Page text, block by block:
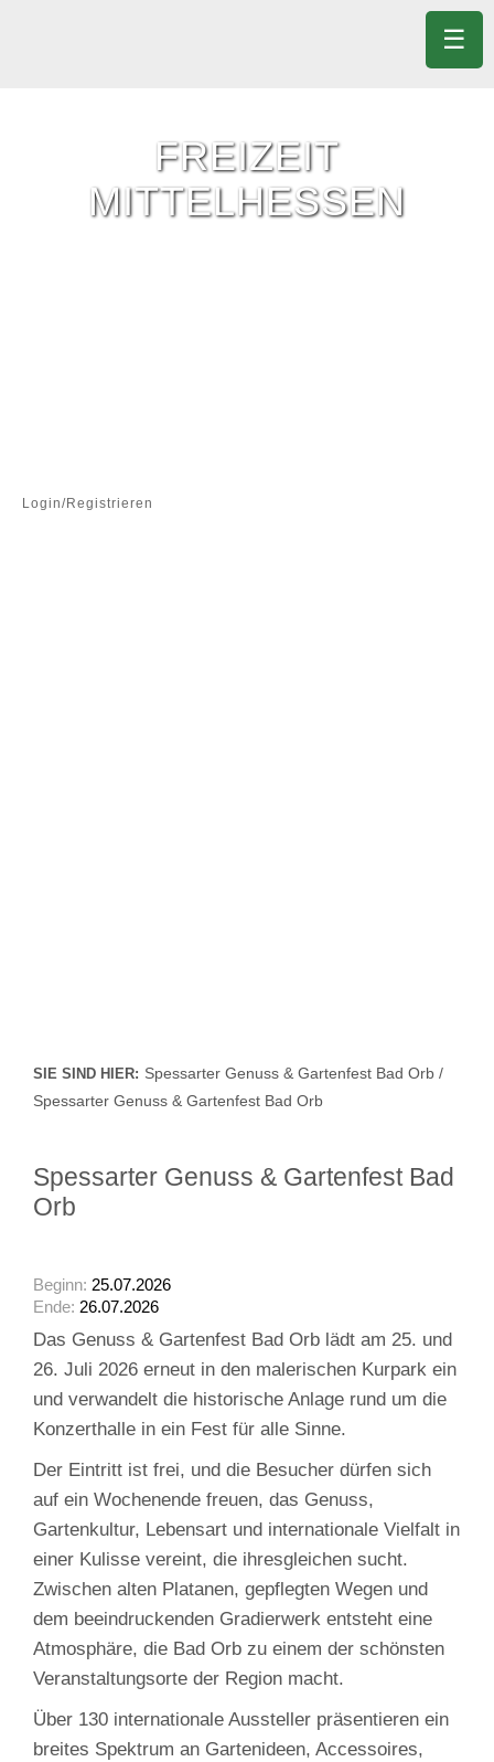
FREIZEIT
MITTELHESSEN
Login/Registrieren
SIE SIND HIER: Spessarter Genuss & Gartenfest Bad Orb /
Spessarter Genuss & Gartenfest Bad Orb
Spessarter Genuss & Gartenfest Bad
Orb
Beginn: 25.07.2026
Ende: 26.07.2026
Das Genuss & Gartenfest Bad Orb lädt am 25. und
26. Juli 2026 erneut in den malerischen Kurpark ein
und verwandelt die historische Anlage rund um die
Konzerthalle in ein Fest für alle Sinne.
Der Eintritt ist frei, und die Besucher dürfen sich
auf ein Wochenende freuen, das Genuss,
Gartenkultur, Lebensart und internationale Vielfalt in
einer Kulisse vereint, die ihresgleichen sucht.
Zwischen alten Platanen, gepflegten Wegen und
dem beeindruckenden Gradierwerk entsteht eine
Atmosphäre, die Bad Orb zu einem der schönsten
Veranstaltungsorte der Region macht.
Über 130 internationale Aussteller präsentieren ein
breites Spektrum an Gartenideen, Accessoires,
☰